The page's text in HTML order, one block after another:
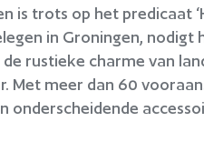
is trots op het predicaat
in Groningen,
rustieke charme van
Met meer dan 60